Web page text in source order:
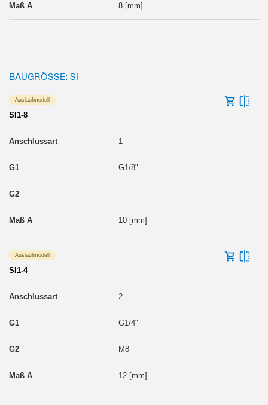
8 [mm]
BAUGRÖSSE: SI
Auslaufmodell
SI1-8
1
G1/8"
10 [mm]
Auslaufmodell
SI1-4
2
G1/4"
M8
12 [mm]